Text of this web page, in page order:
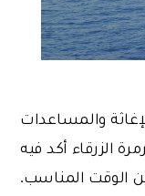
والمساعدات
الزرقاء أكد فيه
الوقت المناسب.